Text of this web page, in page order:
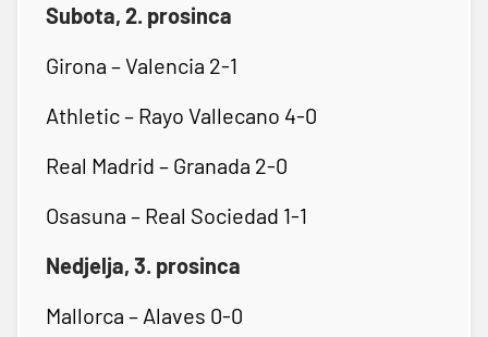
Subota, 2. prosinca
Girona – Valencia 2-1
Athletic – Rayo Vallecano 4-0
Real Madrid – Granada 2-0
Osasuna – Real Sociedad 1-1
Nedjelja, 3. prosinca
Mallorca – Alaves 0-0